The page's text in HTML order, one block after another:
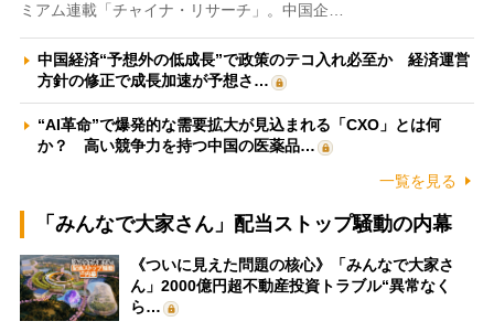
ミアム連載「チャイナ・リサーチ」。中国企…
中国経済“予想外の低成長”で政策のテコ入れ必至か 経済運営
方針の修正で成長加速が予想さ…
“AI革命”で爆発的な需要拡大が見込まれる「CXO」とは何
か？ 高い競争力を持つ中国の医薬品…
一覧を見る
「みんなで大家さん」配当ストップ騒動の内幕
《ついに見えた問題の核心》「みんなで大家さ
ん」2000億円超不動産投資トラブル“異常なく
ら…